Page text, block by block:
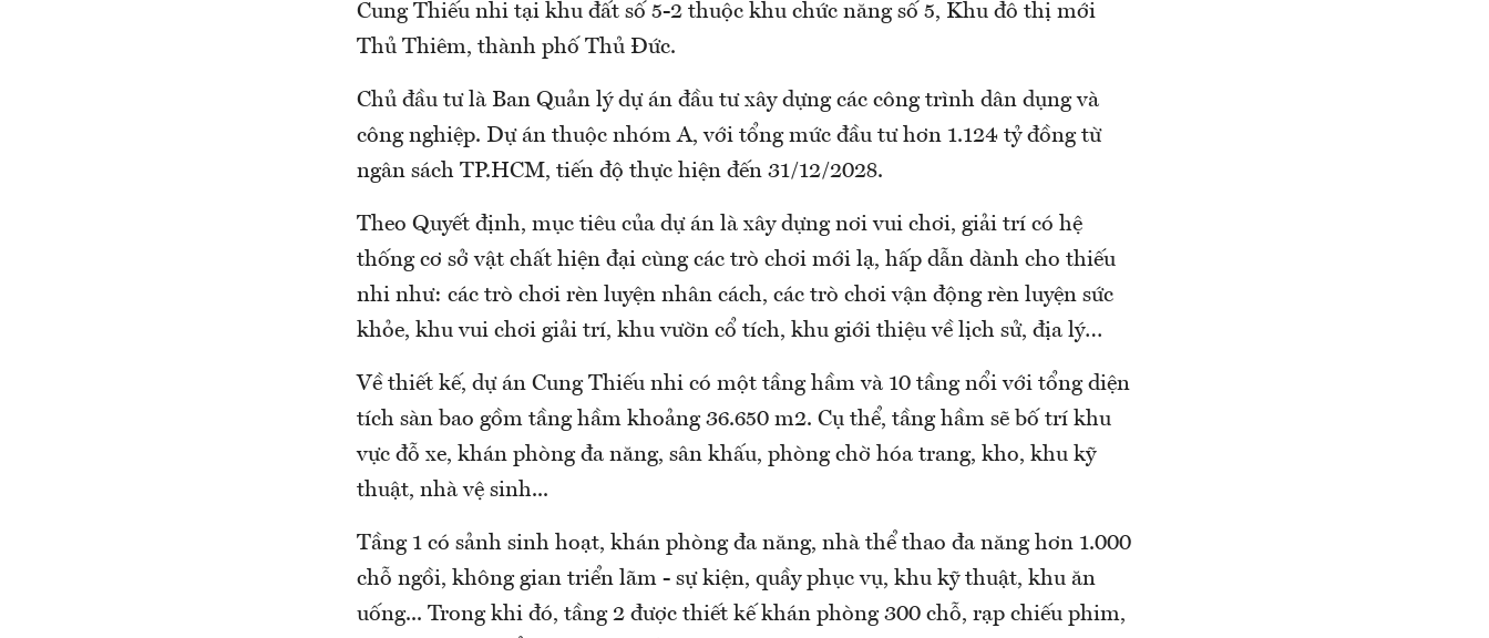
Cung Thiếu nhi tại khu đất số 5-2 thuộc khu chức năng số 5, Khu đô thị mới
Thủ Thiêm, thành phố Thủ Đức.
Chủ đầu tư là Ban Quản lý dự án đầu tư xây dựng các công trình dân dụng và
công nghiệp. Dự án thuộc nhóm A, với tổng mức đầu tư hơn 1.124 tỷ đồng từ
ngân sách TP.HCM, tiến độ thực hiện đến 31/12/2028.
Theo Quyết định, mục tiêu của dự án là xây dựng nơi vui chơi, giải trí có hệ
thống cơ sở vật chất hiện đại cùng các trò chơi mới lạ, hấp dẫn dành cho thiếu
nhi như: các trò chơi rèn luyện nhân cách, các trò chơi vận động rèn luyện sức
khỏe, khu vui chơi giải trí, khu vườn cổ tích, khu giới thiệu về lịch sử, địa lý…
Về thiết kế, dự án Cung Thiếu nhi có một tầng hầm và 10 tầng nổi với tổng diện
tích sàn bao gồm tầng hầm khoảng 36.650 m2. Cụ thể, tầng hầm sẽ bố trí khu
vực đỗ xe, khán phòng đa năng, sân khấu, phòng chờ hóa trang, kho, khu kỹ
thuật, nhà vệ sinh...
Tầng 1 có sảnh sinh hoạt, khán phòng đa năng, nhà thể thao đa năng hơn 1.000
chỗ ngồi, không gian triển lãm - sự kiện, quầy phục vụ, khu kỹ thuật, khu ăn
uống... Trong khi đó, tầng 2 được thiết kế khán phòng 300 chỗ, rạp chiếu phim,